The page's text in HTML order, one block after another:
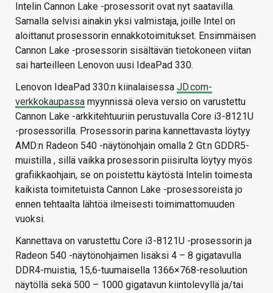
Intelin Cannon Lake -prosessorit ovat nyt saatavilla.
Samalla selvisi ainakin yksi valmistaja, joille Intel on
aloittanut prosessorin ennakkotoimitukset. Ensimmäisen
Cannon Lake -prosessorin sisältävän tietokoneen viitan
sai harteilleen Lenovon uusi IdeaPad 330.
Lenovon IdeaPad 330:n kiinalaisessa JD.com-
verkkokaupassa myynnissä oleva versio on varustettu
Cannon Lake -arkkitehtuuriin perustuvalla Core i3-8121U
-prosessorilla. Prosessorin parina kannettavasta löytyy
AMD:n Radeon 540 -näytönohjain omalla 2 Gt:n GDDR5-
muistilla , sillä vaikka prosessorin piisirulta löytyy myös
grafiikkaohjain, se on poistettu käytöstä Intelin toimesta
kaikista toimitetuista Cannon Lake -prosessoreista jo
ennen tehtaalta lähtöä ilmeisesti toimimattomuuden
vuoksi.
Kannettava on varustettu Core i3-8121U -prosessorin ja
Radeon 540 -näytönohjaimen lisäksi 4 – 8 gigatavulla
DDR4-muistia, 15,6-tuumaisella 1366×768-resoluution
näytöllä sekä 500 – 1000 gigatavun kiintolevyllä ja/tai